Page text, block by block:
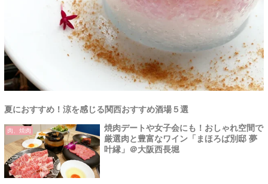
夏におすすめ！涼を感じる関西おすすめ酒場５選
肉、焼肉
焼肉デートや女子会にも！おしゃれ空間で
厳選肉と豊富なワイン「まほろば別邸 夢
叶縁」＠大阪西長堀